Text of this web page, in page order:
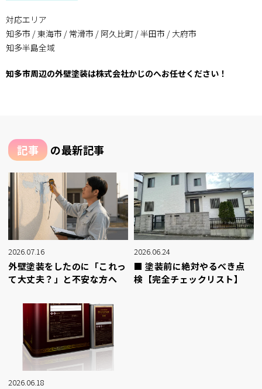
対応エリア
知多市 / 東海市 / 常滑市 / 阿久比町 / 半田市 / 大府市
知多半島全域
知多市周辺の外壁塗装は株式会社かじのへお任せください！
記事 の最新記事
2026.07.16
外壁塗装をしたのに「これっ
て大丈夫？」と不安な方へ
2026.06.24
■ 塗装前に絶対やるべき点
検【完全チェックリスト】
2026.06.18